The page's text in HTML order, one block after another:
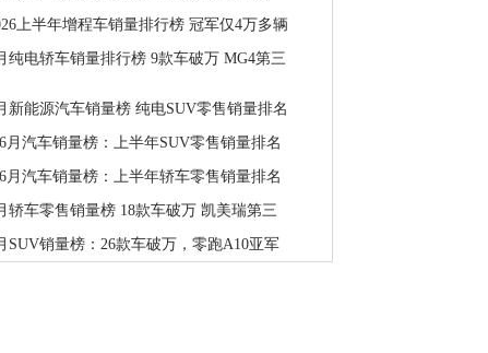
上半年增程车销量排行榜 冠军仅4万多辆
纯电轿车销量排行榜 9款车破万 MG4第三
新能源汽车销量榜 纯电SUV零售销量排名
月汽车销量榜：上半年SUV零售销量排名
月汽车销量榜：上半年轿车零售销量排名
轿车零售销量榜 18款车破万 凯美瑞第三
SUV销量榜：26款车破万，零跑A10亚军